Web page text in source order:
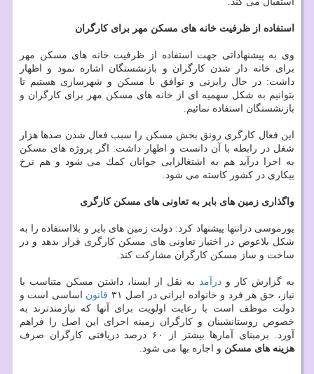
استفاده از ظرفیت خانه های مسكن مهر برای كارگران
وی به پیشنهاداتی جهت استفاده از ظرفیت خانه های مسكن مهر
برای خانه دار شدن كارگران و بازنشستگان اشاره نمود و اظهار
داشت: در حال رایزنی و توافق با مسكن و شهرسازی هستیم تا
بتوانیم به شكل سهمیه ای از خانه های مسكن مهر برای كارگران و
بازنشستگان استفاده نمائیم.
این فعال كارگری رونق بخش مسكن را سبب فعال شدن صدها هزار
شغل در رابطه با آن دانست و اظهار داشت: اگر پروژه های مسكن
به اجرا درآید هم به اشتغالزایی جوانان كمك می شود و هم نرخ
بیكاری در كشور كاسته می شود.
واگذاری زمین های بایر به تعاونی های مسكن كارگری
پورموسی درانتها پیشنهاد كرد: دولت زمین های بایر و بلااستفاده را به
شكل بلاعوض در اختیار تعاونی های مسكن كارگری قرار بدهد و در
ساخت و ساز مسكن كارگران مشاركت كند.
به گزارش كار و درآمد به نقل از ایسنا، داشتن مسكن متناسب با
نیاز، حق هر فرد و خانواده ایرانی در اصل ۳۱
قانون اساسی است و
دولت موظف است با رعایت اولویت برای آنها كه نیازمندترند به
خصوص روستانشینان و كارگران زمینه اجرای این اصل را فراهم
آورد. برمبنای آمارها بیشتر از ۶۰ درصد دریافتی كارگران صرف
هزینه های مسكن و اجاره بها می شود.